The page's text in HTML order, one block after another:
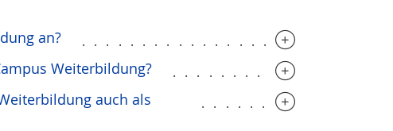
an?
Weiterbildung?
auch als